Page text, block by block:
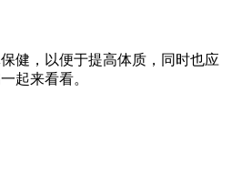
健，以便于提高体质，同时也应
起来看看。